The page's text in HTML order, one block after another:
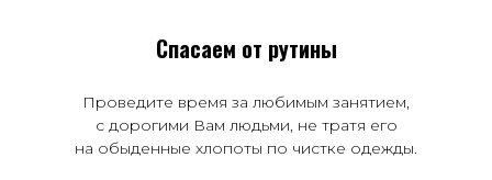
Спасаем от рутины
Проведите время за любимым занятием,
с дорогими Вам людьми, не тратя его
на обыденные хлопоты по чистке одежды.